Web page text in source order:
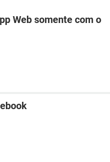
Web somente com o